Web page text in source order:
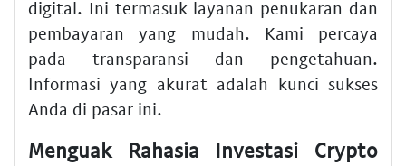
digital. Ini termasuk layanan penukaran dan
pembayaran yang mudah. Kami percaya
pada transparansi dan pengetahuan.
Informasi yang akurat adalah kunci sukses
Anda di pasar ini.
Menguak Rahasia Investasi Crypto